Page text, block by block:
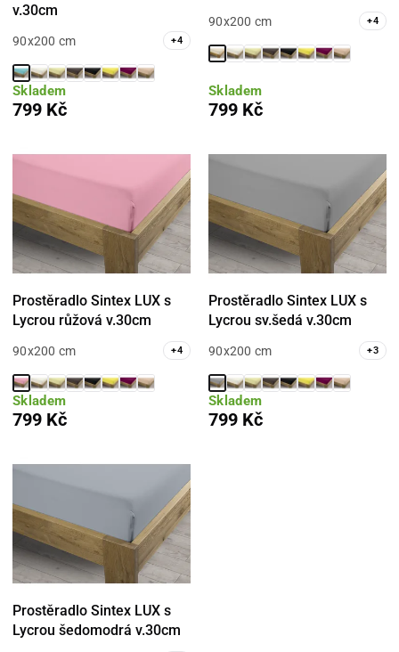
v.30cm
90x200 cm +4
Skladem
799 Kč
90x200 cm +4
Skladem
799 Kč
Prostěradlo Sintex LUX s
Lycrou růžová v.30cm
90x200 cm +4
Skladem
799 Kč
Prostěradlo Sintex LUX s
Lycrou sv.šedá v.30cm
90x200 cm +3
Skladem
799 Kč
Prostěradlo Sintex LUX s
Lycrou šedomodrá v.30cm